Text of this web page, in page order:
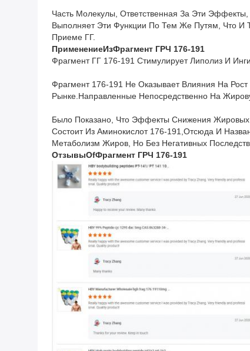
Часть Молекулы, Ответственная За Эти
Выполняет Эти Функции По Тем Же Путям, Что И
Приеме ГГ.
ПрименениеИзФрагмент ГРЧ 176-191
Фрагмент ГГ 176-191 Стимулирует Липолиз И
Фрагмент 176-191 Не Оказывает Влияния На
Рынке.направленные Непосредственно На
Было Показано, Что Эффекты Снижения
Состоит Из Аминокислот 176-191,Отсюда И
Метаболизм Жиров, Но Без Негативных
ОтзывыОFФрагмент ГРЧ 176-191